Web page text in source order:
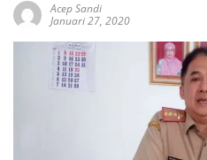
Acep Sandi
Januari 27, 2020